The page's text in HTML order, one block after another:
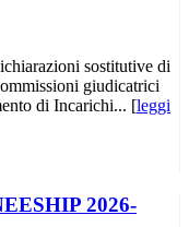
sostitutive di
giudicatrici
di Incarichi... [leggi
2026-